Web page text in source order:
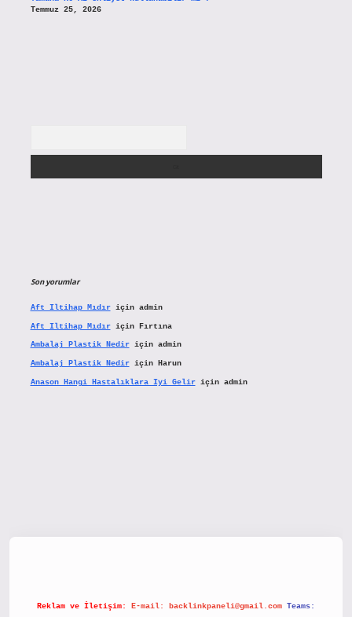
Temmuz 25, 2026
Son yorumlar
Aft Iltihap Mıdıriçin admin
Aft Iltihap Mıdıriçin Fırtına
Ambalaj Plastik Nediriçin admin
Ambalaj Plastik Nediriçin Harun
Anason Hangi Hastalıklara Iyi Geliriçin admin
Reklam ve İletişim: E-mail: backlinkpaneli@gmail.com Teams: